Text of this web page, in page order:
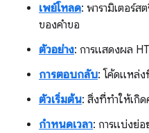
เพย์โหลด: พารามิเตอร์
ของคำขอ
ตัวอย่าง: การแสดงผล
การตอบกลับ: โค้ดแหล่
ตัวเริ่มต้น: สิ่งที่ทำให้เกิด
กำหนดเวลา: การแบ่งย่อ